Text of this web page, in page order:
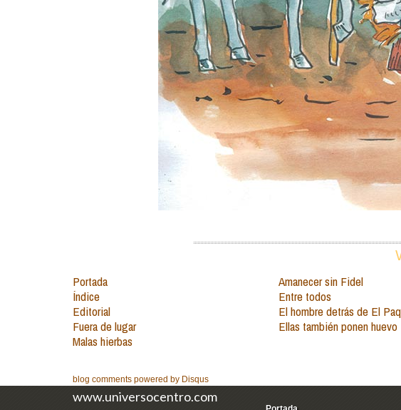
Portada
Índice
Editorial
Fuera de lugar
Malas hierbas
Amanecer sin Fidel
Entre todos
El hombre detrás de El
Ellas también ponen huevo
blog comments powered by Disqus
www.universocentro.com